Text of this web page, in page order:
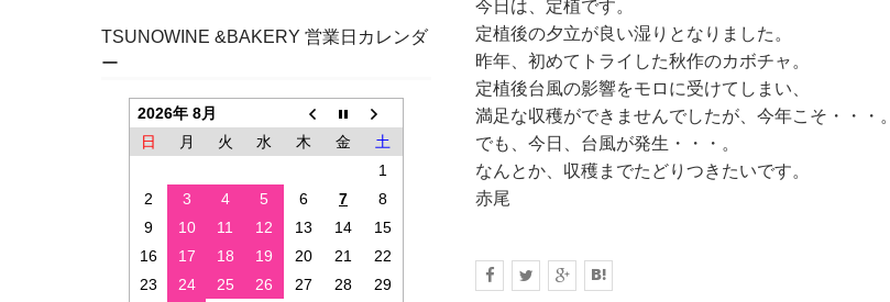
今日は、定植です。
定植後の夕立が良い湿りとなりました。
昨年、初めてトライした秋作のカボチャ。
定植後台風の影響をモロに受けてしまい、
満足な収穫ができませんでしたが、今年こそ・・・。
でも、今日、台風が発生・・・。
なんとか、収穫までたどりつきたいです。
赤尾
TSUNOWINE &BAKERY 営業日カレンダ
ー
2026年 8月
日
月 火 水 木 金
土
1
2
3 4 5 6 7
8
9
10 11 12 13 14
15
16
17 18 19 20 21
22
23
24 25 26 27 28
29